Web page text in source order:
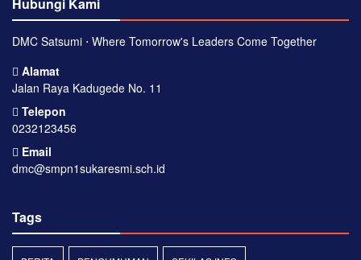
DMC Satsumi ⋅ Where Tomorrow's Leaders Come Together
Alamat
Jalan Raya Kadugede No. 11
Telepon
0232123456
Email
dmc@smpn1sukaresmi.sch.id
Tags